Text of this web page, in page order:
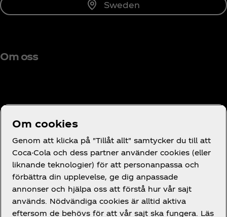
Sweden
Om oss
Behöver du hjälp?
Juridik
Om cookies
Genom att klicka på "Tillåt allt" samtycker du till att
Coca-Cola och dess partner använder cookies (eller
liknande teknologier) för att personanpassa och
förbättra din upplevelse, ge dig anpassade
annonser och hjälpa oss att förstå hur vår sajt
används. Nödvändiga cookies är alltid aktiva
eftersom de behövs för att vår sajt ska fungera. Läs